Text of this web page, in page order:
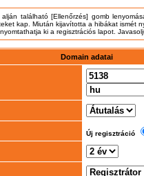
található [Ellenőrzés] gomb
kap. Miután kijavította a hibákat ismét
ki a regisztrációs lapot.
Domain adatai
Új regisztráció